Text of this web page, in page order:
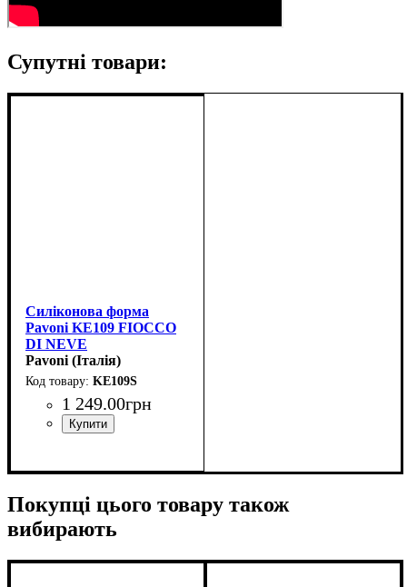
Супутні товари:
Силіконова форма
Pavoni KE109 FIOCCO
DI NEVE
(d208мм,h47мм,1100мл)
Pavoni (Італія)
KE109S
1 249.00грн
Покупці цього товару також
вибирають